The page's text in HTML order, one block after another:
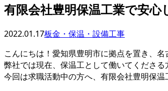
有限会社豊明保温工業で安
2022.01.17板金・保温・設備工事
こんにちは！愛知県豊明市に拠点を置き、
弊社では現在、保温工として働いてくださる
今回は求職活動中の方へ、有限会社豊明保